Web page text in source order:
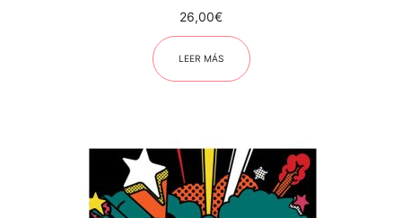
26,00€
LEER MÁS